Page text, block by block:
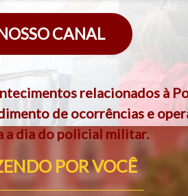
CANAL
relacionados à
de ocorrências e
a dia do policial militar.
POR VOCÊ